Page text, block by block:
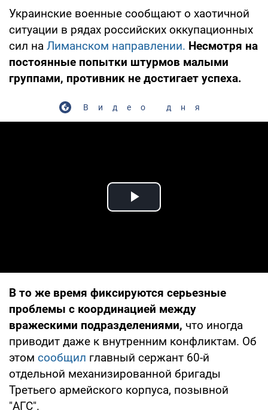
Украинские военные сообщают о хаотичной
ситуации в рядах российских оккупационных
сил на Лиманском направлении. Несмотря на
постоянные попытки штурмов малыми
группами, противник не достигает успеха.
Видео дня
Play Video
В то же время фиксируются серьезные
проблемы с координацией между
вражескими подразделениями, что иногда
приводит даже к внутренним конфликтам. Об
этом сообщил главный сержант 60-й
отдельной механизированной бригады
Третьего армейского корпуса, позывной
"АГС".